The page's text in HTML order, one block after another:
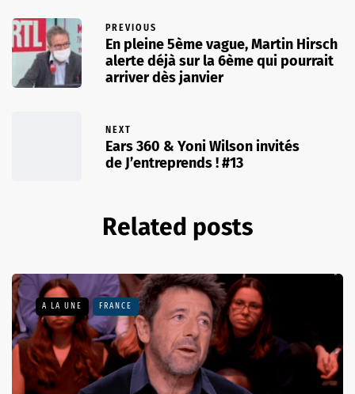
PREVIOUS
En pleine 5ème vague, Martin Hirsch
alerte déjà sur la 6ème qui pourrait
arriver dès janvier
NEXT
Ears 360 & Yoni Wilson invités
de J’entreprends ! #13
Related posts
A LA UNE FRANCE